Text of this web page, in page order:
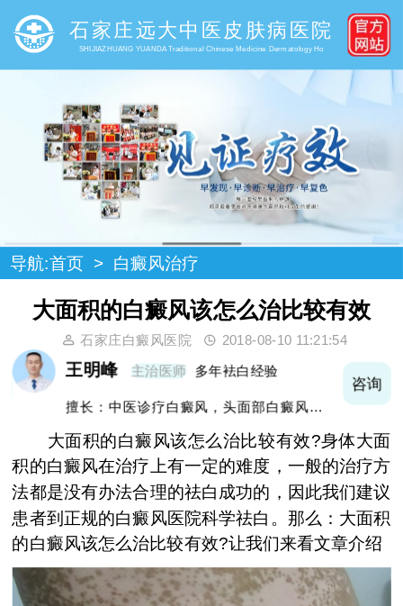
石家庄远大中医皮肤病医院
SHIJIAZHUANG YUANDA Traditional Chinese Medicine Dermatology Ho
导航:首页 > 白癜风治疗
大面积的白癜风该怎么治比较有效
石家庄白癜风医院 2018-08-10 11:21:54
王明峰 主治医师 多年袪白经验
擅长：中医诊疗白癜风，头面部白癜风，青
咨询
大面积的白癜风该怎么治比较有效?身体大面
积的白癜风在治疗上有一定的难度，一般的治疗方
法都是没有办法合理的祛白成功的，因此我们建议
患者到正规的白癜风医院科学祛白。那么：大面积
的白癜风该怎么治比较有效?让我们来看文章介绍